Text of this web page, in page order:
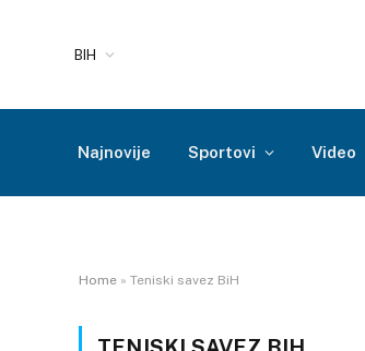
BIH
Najnovije Sportovi Video
Home » Teniski savez BiH